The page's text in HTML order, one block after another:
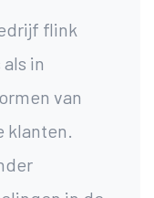
flink
in
van